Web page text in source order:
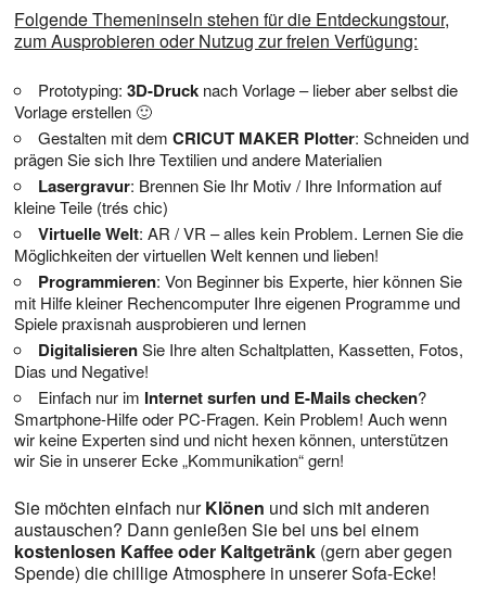
Folgende Themeninseln stehen für die Entdeckungstour,
zum Ausprobieren oder Nutzug zur freien Verfügung:
Prototyping:3D-Druck nach Vorlage – lieber aber selbst die
Vorlage erstellen 🙂
Gestalten mit demCRICUT MAKER Plotter: Schneiden und
prägen Sie sich Ihre Textilien und andere Materialien
Lasergravur: Brennen Sie Ihr Motiv / Ihre Information auf
kleine Teile (trés chic)
Virtuelle Welt: AR / VR – alles kein Problem. Lernen Sie die
Möglichkeiten der virtuellen Welt kennen und lieben!
Programmieren: Von Beginner bis Experte, hier können Sie
mit Hilfe kleiner Rechencomputer Ihre eigenen Programme und
Spiele praxisnah ausprobieren und lernen
DigitalisierenSie Ihre alten Schaltplatten, Kassetten, Fotos,
Dias und Negative!
Einfach nur im Internet surfen und E-Mails checken?
Smartphone-Hilfe oder PC-Fragen. Kein Problem! Auch wenn
wir keine Experten sind und nicht hexen können, unterstützen
wir Sie in unserer Ecke „Kommunikation“ gern!
Sie möchten einfach nurKlönen und sich mit anderen
austauschen? Dann genießen Sie bei uns bei einem
kostenlosen Kaffee oder Kaltgetränk (gern aber gegen
Spende) die chillige Atmosphere in unserer Sofa-Ecke!